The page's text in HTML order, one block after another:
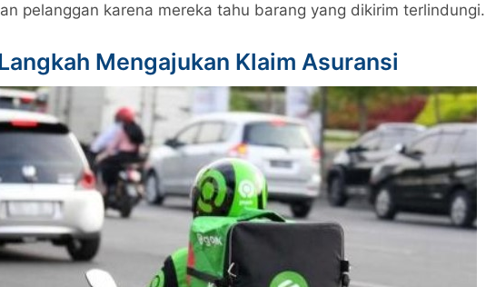
pelanggan karena mereka tahu barang yang dikirim terlindungi.
Mengajukan Klaim Asuransi